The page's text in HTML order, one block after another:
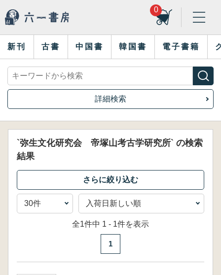
0
新刊 古書 中国書 韓国書 電子書籍
詳細検索
`弥生文化研究会 帝塚山考古学研究所` の検索
結果
全1件中 1 - 1件を表示
1